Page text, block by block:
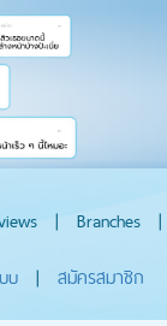
| Branches |
บ | สมัครสมาชิก